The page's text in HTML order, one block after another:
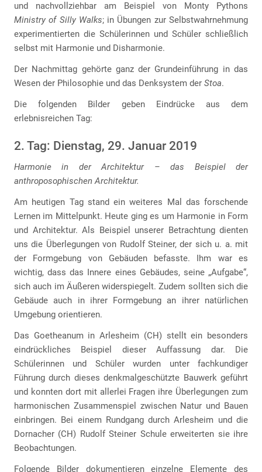
und nachvollziehbar am Beispiel von Monty Pythons
Ministry of Silly Walks; in Übungen zur Selbstwahrnehmung
experimentierten die Schülerinnen und Schüler schließlich
selbst mit Harmonie und Disharmonie.
Der Nachmittag gehörte ganz der Grundeinführung in das
Wesen der Philosophie und das Denksystem der Stoa.
Die folgenden Bilder geben Eindrücke aus dem
erlebnisreichen Tag:
2. Tag: Dienstag, 29. Januar 2019
Harmonie in der Architektur – das Beispiel der
anthroposophischen Architektur.
Am heutigen Tag stand ein weiteres Mal das forschende
Lernen im Mittelpunkt. Heute ging es um Harmonie in Form
und Architektur. Als Beispiel unserer Betrachtung dienten
uns die Überlegungen von Rudolf Steiner, der sich u. a. mit
der Formgebung von Gebäuden befasste. Ihm war es
wichtig, dass das Innere eines Gebäudes, seine „Aufgabe“,
sich auch im Äußeren widerspiegelt. Zudem sollten sich die
Gebäude auch in ihrer Formgebung an ihrer natürlichen
Umgebung orientieren.
Das Goetheanum in Arlesheim (CH) stellt ein besonders
eindrückliches Beispiel dieser Auffassung dar. Die
Schülerinnen und Schüler wurden unter fachkundiger
Führung durch dieses denkmalgeschützte Bauwerk geführt
und konnten dort mit allerlei Fragen ihre Überlegungen zum
harmonischen Zusammenspiel zwischen Natur und Bauen
einbringen. Bei einem Rundgang durch Arlesheim und die
Dornacher (CH) Rudolf Steiner Schule erweiterten sie ihre
Beobachtungen.
Folgende Bilder dokumentieren einzelne Elemente des